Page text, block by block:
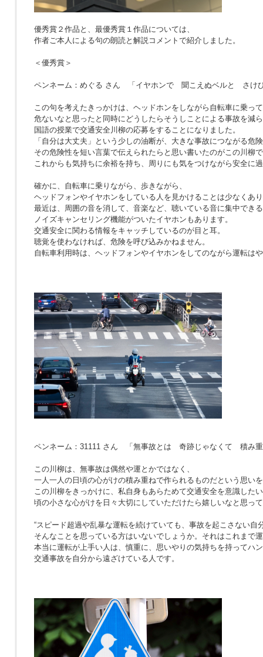
優秀賞２作品と、最優秀賞１作品については、
作者ご本人による句の朗読と解説コメントで紹介しました。
＜優秀賞＞
ペンネーム：めぐる さん 「イヤホンで 聞こえぬベルと さけ
この句を考えたきっかけは、ヘッドホンをしながら自転車に乗っ
危ないなと思ったと同時にどうしたらそうしことによる事故を減
国語の授業で交通安全川柳の応募をすることになりました。
「自分は大丈夫」という少しの油断が、大きな事故につながる危
その危険性を短い言葉で伝えられたらと思い書いたのがこの川柳
これからも気持ちに余裕を持ち、周りにも気をつけながら安全に
確かに、自転車に乗りながら、歩きながら、
ヘッドフォンやイヤホンをしている人を見かけることは少なくあ
最近は、周囲の音を消して、音楽など、聴いている音に集中できる
ノイズキャンセリング機能がついたイヤホンもあります。
交通安全に関わる情報をキャッチしているのが目と耳。
聴覚を使わなければ、危険を呼び込みかねません。
自転車利用時は、ヘッドフォンやイヤホンをしてのながら運転は
ペンネーム：31111 さん 「無事故とは 奇跡じゃなくて 積み
この川柳は、無事故は偶然や運とかではなく、
一人一人の日頃の心がけの積み重ねで作られるものだという思い
この川柳をきっかけに、私自身もあらためて交通安全を意識した
頃の小さな心がけを日々大切にしていただけたら嬉しいなと思っ
“スピード超過や乱暴な運転を続けていても、事故を起こさない自
そんなことを思っている方はいないでしょうか。それはこれまで
本当に運転が上手い人は、慎重に、思いやりの気持ちを持ってハ
交通事故を自分から遠ざけている人です。